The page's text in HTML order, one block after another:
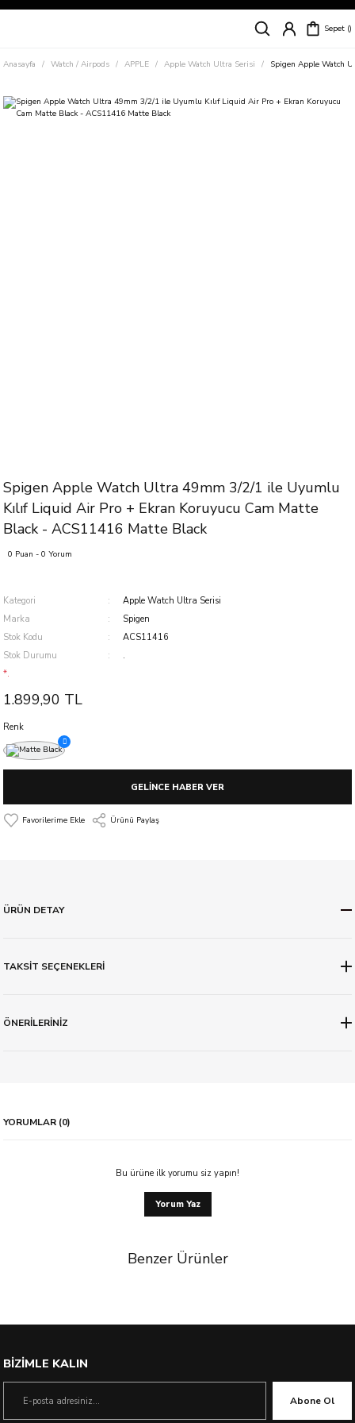
Siparişleriniz
Süper İndirimli Fiyatlar
Sepet
Anasayfa Watch / Airpods APPLE Apple Watch Ultra Serisi Spigen Apple Watch
Spigen Apple Watch Ultra 49mm 3/2/1 ile Uyumlu
Kılıf Liquid Air Pro + Ekran Koruyucu Cam Matte
Black - ACS11416 Matte Black
0 Puan - 0 Yorum
Kategori
Apple Watch Ultra Serisi
Marka
Spigen
Stok Kodu
ACS11416
Stok Durumu
.
*.
1.899,90 TL
Renk
GELİNCE HABER VER
Ürünü Paylaş
ÜRÜN DETAY
TAKSİT SEÇENEKLERİ
ÖNERİLERİNİZ
YORUMLAR (0)
Bu ürüne ilk yorumu siz yapın!
Yorum Yaz
Benzer Ürünler
BİZİMLE KALIN
Abone Ol